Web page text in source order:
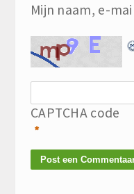
Mijn naam, e-
CAPTCHA code
*